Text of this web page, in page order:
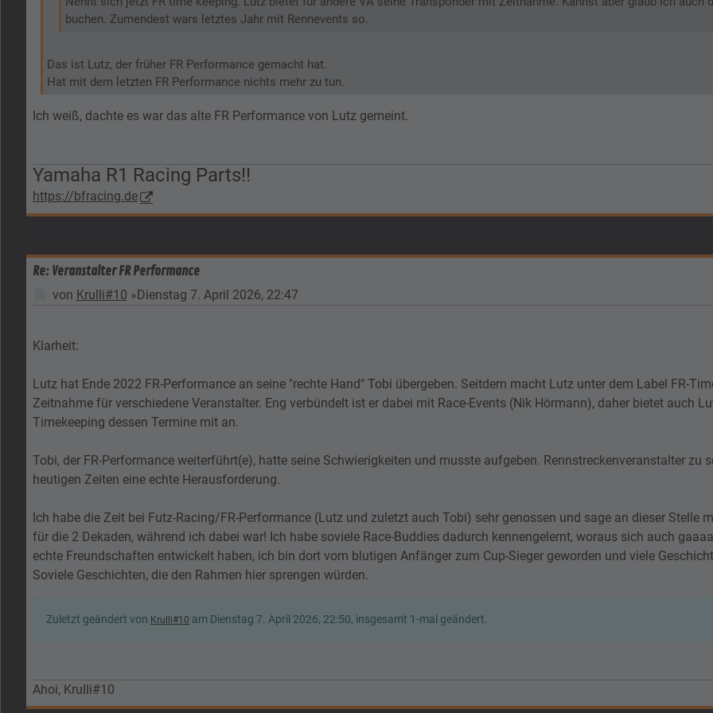
buchen. Zumendest wars letztes Jahr mit Rennevents so.
Das ist Lutz, der früher FR Performance gemacht hat.
Hat mit dem letzten FR Performance nichts mehr zu tun.
Ich weiß, dachte es war das alte FR Performance von Lutz gemeint.
Yamaha R1 Racing Parts!!
https://bfracing.de
Re: Veranstalter FR Performance
Beitrag
von Krulli#10 »Dienstag 7. April 2026, 22:47
Klarheit:
Lutz hat Ende 2022 FR-Performance an seine "rechte Hand" Tobi übergeben. Seitdem macht Lutz unter dem Label FR-
Zeitnahme für verschiedene Veranstalter. Eng verbündelt ist er dabei mit Race-Events (Nik Hörmann), daher bietet auch
Timekeeping dessen Termine mit an.
Tobi, der FR-Performance weiterführt(e), hatte seine Schwierigkeiten und musste aufgeben. Rennstreckenveranstalter zu
heutigen Zeiten eine echte Herausforderung.
Ich habe die Zeit bei Futz-Racing/FR-Performance (Lutz und zuletzt auch Tobi) sehr genossen und sage an dieser Stelle
für die 2 Dekaden, während ich dabei war! Ich habe soviele Race-Buddies dadurch kennengelernt, woraus sich auch
echte Freundschaften entwickelt haben, ich bin dort vom blutigen Anfänger zum Cup-Sieger geworden und viele
Soviele Geschichten, die den Rahmen hier sprengen würden.
Zuletzt geändert von Krulli#10 am Dienstag 7. April 2026, 22:50, insgesamt 1-mal geändert.
Ahoi, Krulli#10